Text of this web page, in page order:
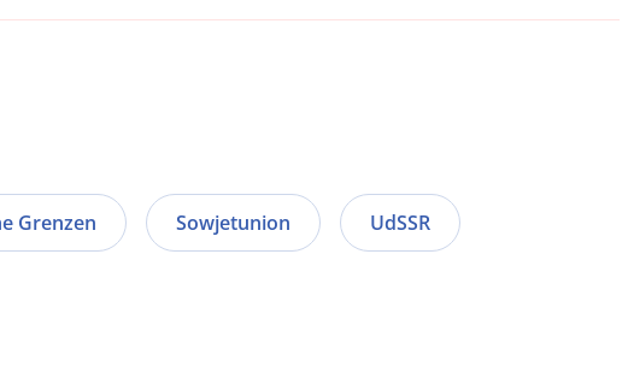
Grenzen Sowjetunion UdSSR